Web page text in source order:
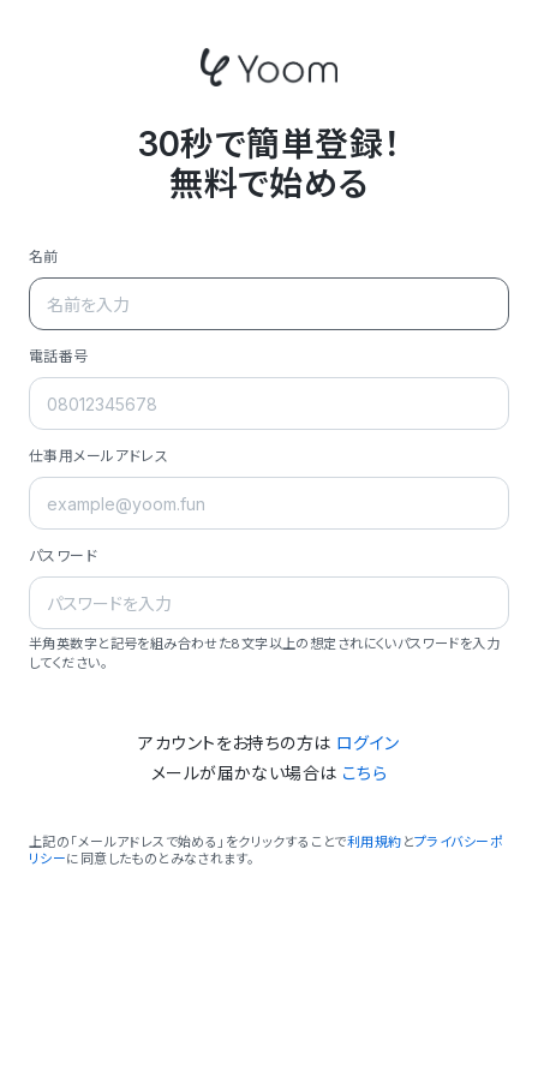
30秒で簡単登録！
無料で始める
名前
電話番号
仕事用メールアドレス
パスワード
半角英数字と記号を組み合わせた8文字以上の想定されにくいパスワードを入力
してください。
アカウントをお持ちの方は ログイン
メールが届かない場合は こちら
上記の「メールアドレスで始める」をクリックすることで利用規約 とプライバシーポ
リシーに同意したものとみなされます。